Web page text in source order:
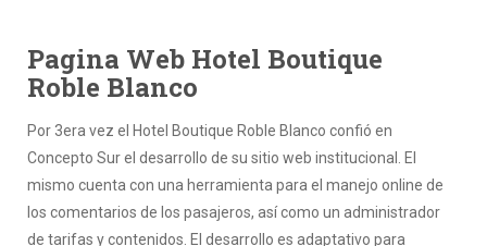
Pagina Web Hotel Boutique
Roble Blanco
Por 3era vez el Hotel Boutique Roble Blanco confió en
Concepto Sur el desarrollo de su sitio web institucional. El
mismo cuenta con una herramienta para el manejo online de
los comentarios de los pasajeros, así como un administrador
de tarifas y contenidos. El desarrollo es adaptativo para